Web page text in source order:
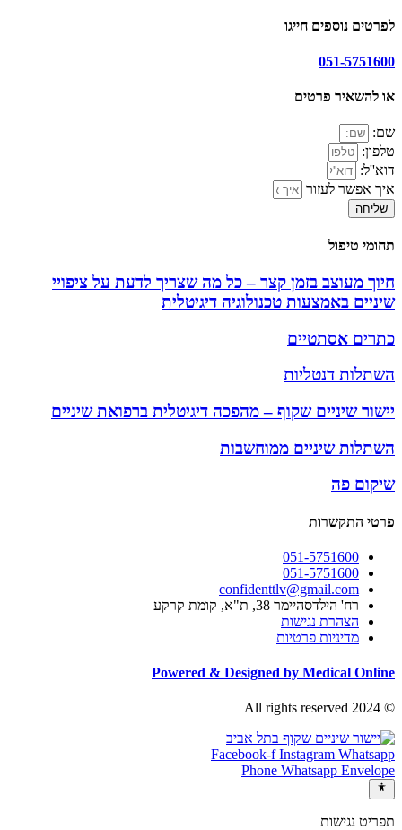
לפרטים נוספים חייגו
051-5751600
או להשאיר פרטים
שם:
טלפון:
דוא''ל:
איך אפשר לעזור
שליחה
תחומי טיפול
חיוך מעוצב בזמן קצר – כל מה שצריך לדעת על ציפויי
שיניים באמצעות טכנולוגיה דיגיטלית
כתרים אסתטיים
השתלות דנטליות
יישור שיניים שקוף – מהפכה דיגיטלית ברפואת שיניים
השתלות שיניים ממוחשבות
שיקום פה
פרטי התקשרות
051-5751600
051-5751600
confidenttlv@gmail.com
רח' הילדסהיימר 38, ת"א, קומת קרקע
הצהרת נגישות
מדיניות פרטיות
Powered & Designed by Medical Online
© 2024 All rights reserved
Facebook-f Instagram Whatsapp
Phone Whatsapp Envelope
תפריט נגישות